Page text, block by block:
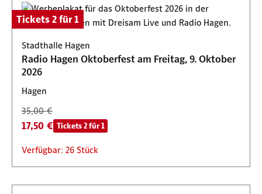
Tickets 2 für 1
Stadthalle Hagen
Radio Hagen Oktoberfest am Freitag, 9. Oktober
2026
Hagen
35,00 €
17,50 € Tickets 2 für 1
Verfügbar: 26 Stück